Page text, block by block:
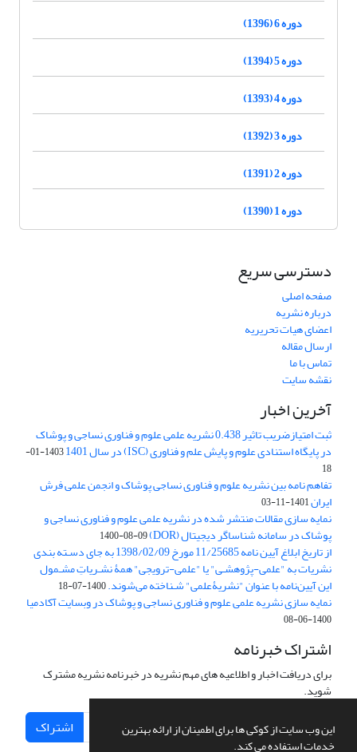
این وب سایت از کوکی ها برای اطمینان از ارائه بهترین
خدمات استفاده می کند.
دوره 6 (1396)
دوره 5 (1394)
دوره 4 (1393)
دوره 3 (1392)
دوره 2 (1391)
دوره 1 (1390)
دسترسی سریع
صفحه اصلی
درباره نشریه
اعضای هیات تحریریه
ارسال مقاله
تماس با ما
نقشه سایت
آخرین اخبار
ثبت امتیازضریب تاثیر 0.438 نشریه علمی علوم و فناوری نساجی و پوشاک
در پایگاه استنادی علوم و پایش علم و فناوری (ISC) در سال 1401
1403-01-
18
تفاهم نامه بین نشریه علوم و فناوری نساجی پوشاک و انجمن علمی فرش
ایران1401-11-03
نمایه سازی مقالات منتشر شده در نشریه علمی علوم و فناوری نساجی و
پوشاک در سامانه شناساگر دیجیتال (DOR) 1400-08-09
از تاریخ ابلاغ آیین نامه 11/25685 مورخ 1398/02/09 به جای دسـته بندی
نشریات به "علمی-پژوهشـی" یا "علمی-ترویجی" همۀ نشـریاتِ مشـمول
این آیین‌نامه با عنوان "نشریۀعلمی" شـناخته می‌شوند.1400-07-18
نمایه سازی نشریه علمی علوم و فناوری نساجی و پوشاک در وبسایت آکادمیا
1400-06-08
اشتراک خبرنامه
برای دریافت اخبار و اطلاعیه های مهم نشریه در خبرنامه نشریه مشترک
شوید.
اشتراک